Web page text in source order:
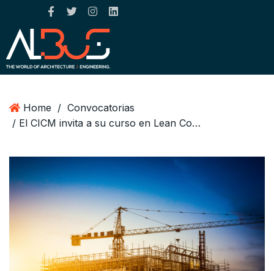
Home / Convocatorias
/ El CICM invita a su curso en Lean Construction